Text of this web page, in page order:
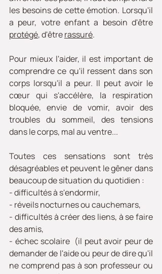
les besoins de cette émotion. Lorsqu'il
protégé, d'être rassuré.
Pour mieux l'aider, il est important de
comprendre ce qu'il ressent dans son
corps lorsqu'il a peur. Il peut avoir le
cœur qui s'accélère, la respiration
bloquée, envie de vomir, avoir des
troubles du sommeil, des tensions
dans le corps, mal au ventre...
Toutes ces sensations sont très
désagréables et peuvent le gêner dans
beaucoup de situation du quotidien :
- difficultés à s'endormir,
- réveils nocturnes ou cauchemars,
- difficultés à créer des liens, à se faire
des amis,
- échec scolaire  (il peut avoir peur de
demander de l'aide ou peur de dire qu'il
ne comprend pas à son professeur ou